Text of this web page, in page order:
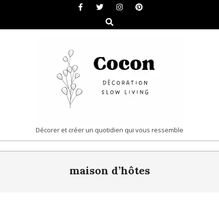
content
Search
COCON
|
DÉCORATION
Décorer et créer un quotidien qui vous ressemble
maison d’hôtes